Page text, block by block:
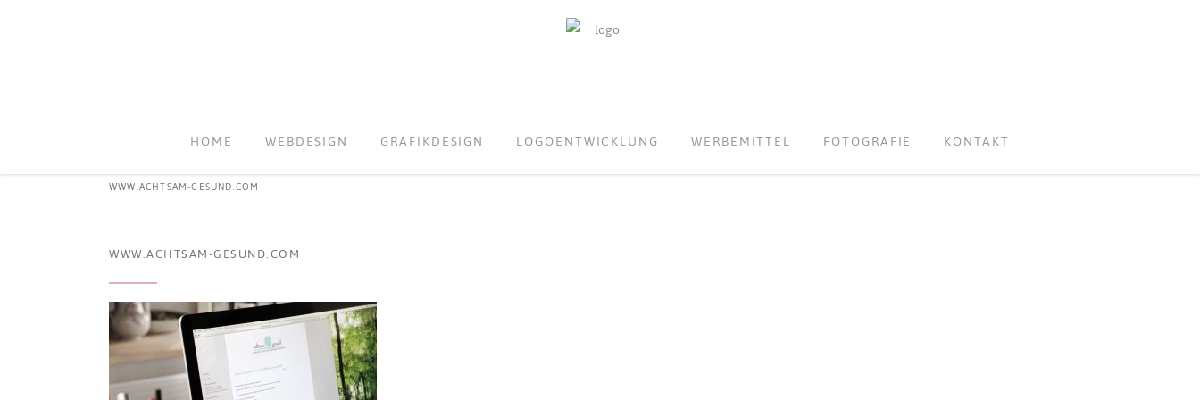
HOME WEBDESIGN GRAFIKDESIGN LOGOENTWICKLUNG WERBEMITTEL FOTOGRAFIE KONTAKT
WWW.ACHTSAM-GESUND.COM
WWW.ACHTSAM-GESUND.COM